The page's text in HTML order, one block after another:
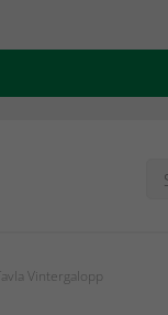
Vintergalopp